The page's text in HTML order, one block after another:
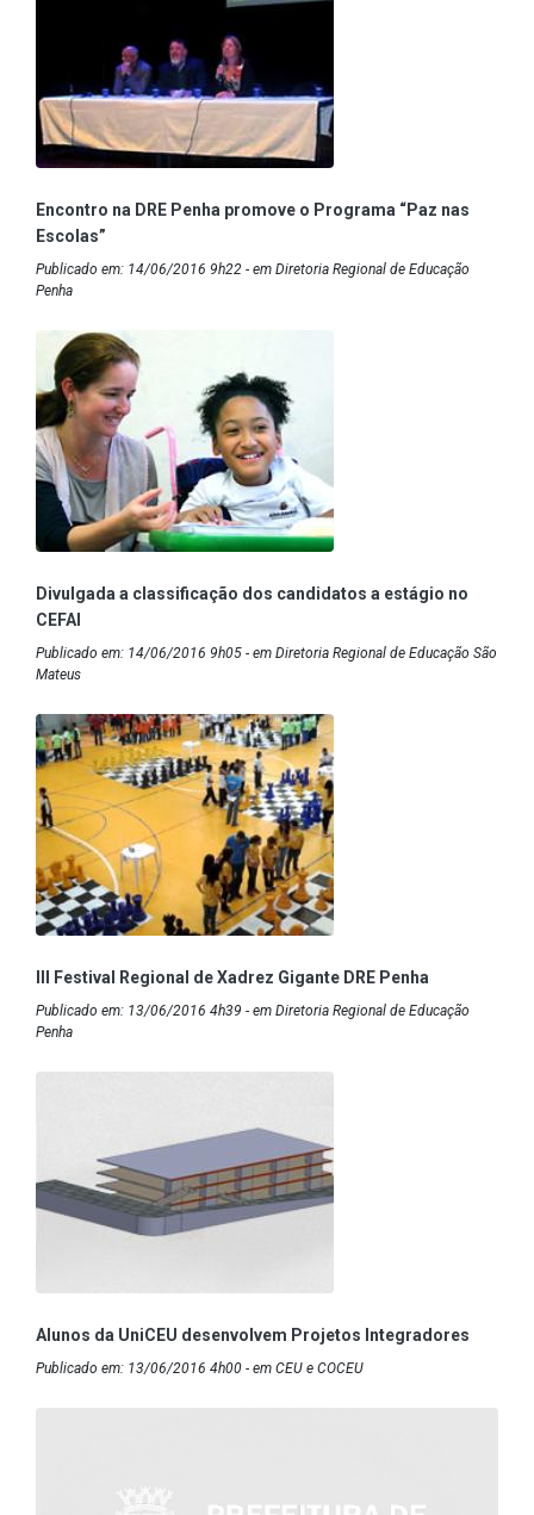
Encontro na DRE Penha promove o Programa “Paz nas
Escolas”
Publicado em: 14/06/2016 9h22 - em Diretoria Regional de Educação
Penha
Divulgada a classificação dos candidatos a estágio no
CEFAI
Publicado em: 14/06/2016 9h05 - em Diretoria Regional de Educação São
Mateus
III Festival Regional de Xadrez Gigante DRE Penha
Publicado em: 13/06/2016 4h39 - em Diretoria Regional de Educação
Penha
Alunos da UniCEU desenvolvem Projetos Integradores
Publicado em: 13/06/2016 4h00 - em CEU e COCEU